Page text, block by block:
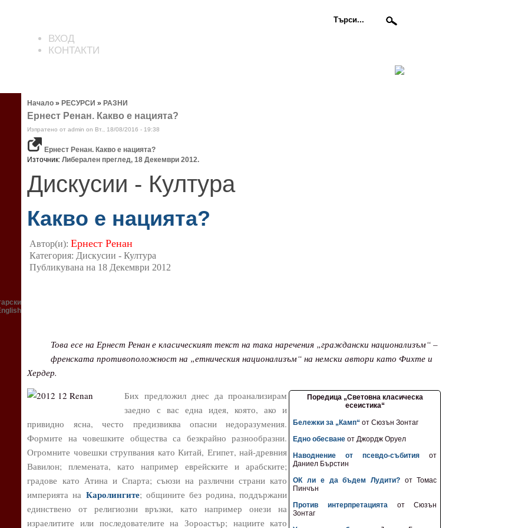
ВХОД
КОНТАКТИ
Начало » РЕСУРСИ » РАЗНИ
Ернест Ренан. Какво е нацията?
Изпратено от admin on Вт., 18/08/2016 - 19:38
Ернест Ренан. Какво е нацията?
Източник:Либерален преглед, 18 Декември 2012.
Дискусии - Култура
Какво е нацията?
Автор(и):Ернест Ренан
Категория: Дискусии - Култура
Публикувана на 18 Декември 2012
Това есе на Ернест Ренан е класическият текст на така наречения „граждански национализъм“ –
френската противоположност на „етническия национализъм“ на немски автори като Фихте и
Хердер.
Поредица „Световна класическа
есеистика“
Бележки за „Камп“ от Сюзън Зонтаг
Едно обесване от Джордж Оруел
Наводнение от псевдо-събития от
Даниел Бърстин
ОК ли е да бъдем Лудити?от Томас
Пинчън
Против интерпретацията от Сюзън
Зонтаг
Бих предложил днес да проанализирам
заедно с вас една идея, която, ако и
привидно ясна, често предизвиква опасни недоразумения.
Формите на човешките общества са безкрайно разнообразни.
Огромните човешки струпвания като Китай, Египет, най-древния
Вавилон; племената, като например еврейските и арабските;
градове като Атина и Спарта; съюзи на различни страни като
империята наКаролингите; общините без родина, поддържани
единствено от религиозни връзки, като например онези на
израелитите или последователите на Зороастър; нациите като